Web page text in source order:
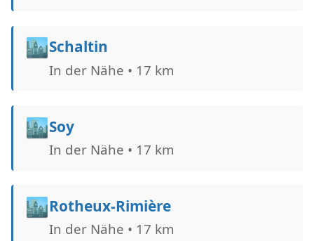
🏙️Schaltin
In der Nähe • 17 km
🏙️Soy
In der Nähe • 17 km
🏙️Rotheux-Rimière
In der Nähe • 17 km